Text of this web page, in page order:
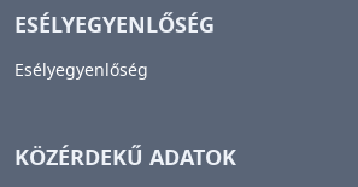
ESÉLYEGYENLŐSÉG
Esélyegyenlőség
KÖZÉRDEKŰ ADATOK